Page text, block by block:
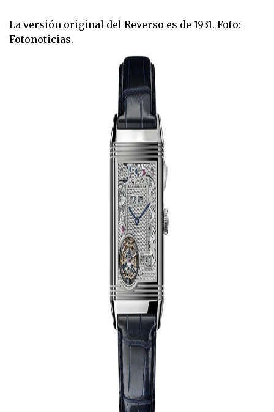
La versión original del Reverso es de 1931. Foto:
Fotonoticias.